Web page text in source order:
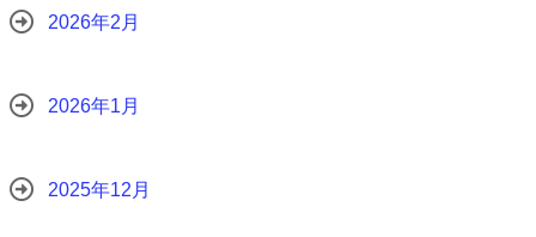
2026年2月
2026年1月
2025年12月